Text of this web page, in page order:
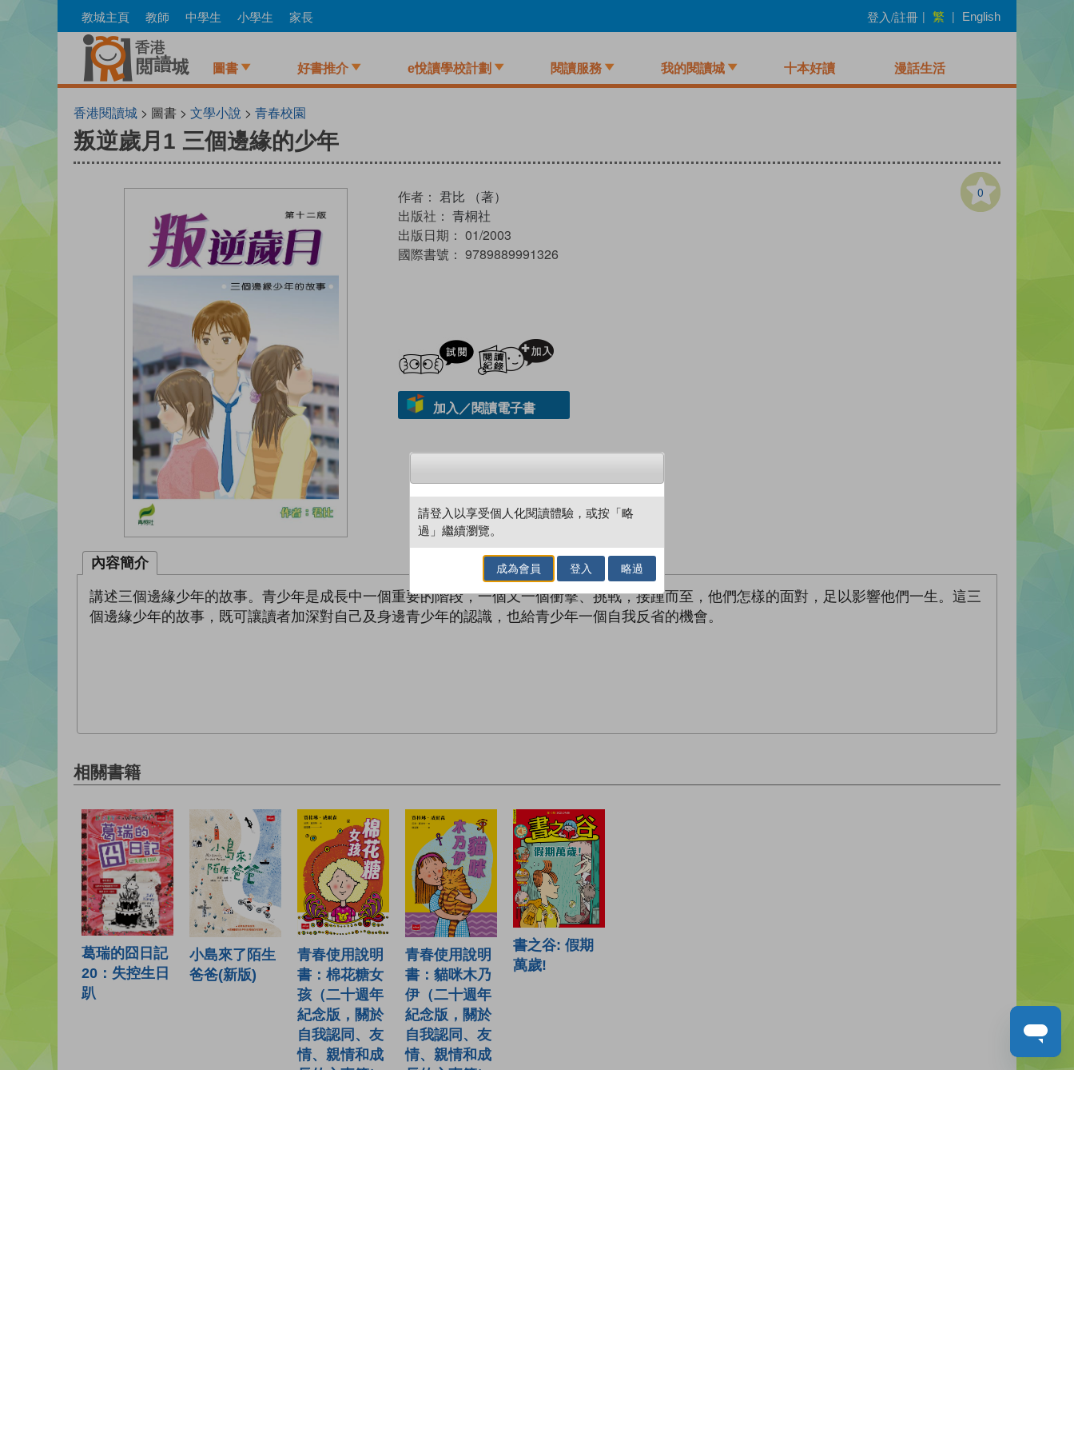
to
教城主頁 教師 中學生 小學生 家長 登入/註冊 | 繁 | English
圖書 好書推介 e悅讀學校計劃 閱讀服務 我的閱讀城 十本好讀 漫話生活
香港閱讀城 > 圖書 > 文學小說 > 青春校園
叛逆歲月1 三個邊緣的少年
0
作者： 君比 （著）
出版社： 青桐社
出版日期： 01/2003
國際書號： 9789889991326
試閲
加入／閱讀電子書
內容簡介
講述三個邊緣少年的故事。青少年是成長中一個重要的階段，一個又一個衝擊、挑戰，接踵而至，他們怎樣的面對，足以影響他們一生。這三
個邊緣少年的故事，既可讓讀者加深對自己及身邊青少年的認識，也給青少年一個自我反省的機會。
相關書籍
葛瑞的囧日記
20：失控生日
趴
小島來了陌生
爸爸(新版)
青春使用說明
書：棉花糖女
孩（二十週年
紀念版，關於
自我認同、友
情、親情和成
長的心事簿）
青春使用說明
書：貓咪木乃
伊（二十週年
紀念版，關於
自我認同、友
情、親情和成
長的心事簿）
書之谷: 假期
萬歲!
請登入以享受個人化閱讀體驗，或按「略
過」繼續瀏覽。
成為會員 登入 略過